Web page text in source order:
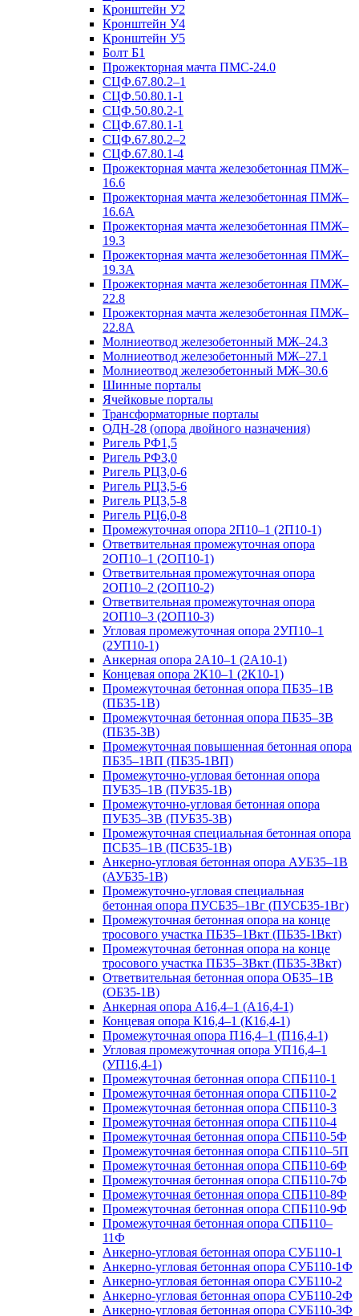
Кронштейн У2
Кронштейн У4
Кронштейн У5
Болт Б1
Прожекторная мачта ПМС-24.0
СЦФ.67.80.2–1
СЦФ.50.80.1-1
СЦФ.50.80.2-1
СЦФ.67.80.1-1
СЦФ.67.80.2–2
СЦФ.67.80.1-4
Прожекторная мачта железобетонная ПМЖ–
16.6
Прожекторная мачта железобетонная ПМЖ–
16.6А
Прожекторная мачта железобетонная ПМЖ–
19.3
Прожекторная мачта железобетонная ПМЖ–
19.3А
Прожекторная мачта железобетонная ПМЖ–
22.8
Прожекторная мачта железобетонная ПМЖ–
22.8А
Молниеотвод железобетонный МЖ–24.3
Молниеотвод железобетонный МЖ–27.1
Молниеотвод железобетонный МЖ–30.6
Шинные порталы
Ячейковые порталы
Трансформаторные порталы
ОДН-28 (опора двойного назначения)
Ригель РФ1,5
Ригель РФ3,0
Ригель РЦ3,0-6
Ригель РЦ3,5-6
Ригель РЦ3,5-8
Ригель РЦ6,0-8
Промежуточная опора 2П10–1 (2П10-1)
Ответвительная промежуточная опора
2ОП10–1 (2ОП10-1)
Ответвительная промежуточная опора
2ОП10–2 (2ОП10-2)
Ответвительная промежуточная опора
2ОП10–3 (2ОП10-3)
Угловая промежуточная опора 2УП10–1
(2УП10-1)
Анкерная опора 2А10–1 (2А10-1)
Концевая опора 2К10–1 (2К10-1)
Промежуточная бетонная опора ПБ35–1В
(ПБ35-1В)
Промежуточная бетонная опора ПБ35–3В
(ПБ35-3В)
Промежуточная повышенная бетонная опора
ПБ35–1ВП (ПБ35-1ВП)
Промежуточно-угловая бетонная опора
ПУБ35–1В (ПУБ35-1В)
Промежуточно-угловая бетонная опора
ПУБ35–3В (ПУБ35-3В)
Промежуточная специальная бетонная опора
ПСБ35–1В (ПСБ35-1В)
Анкерно-угловая бетонная опора АУБ35–1В
(АУБ35-1В)
Промежуточно-угловая специальная
бетонная опора ПУСБ35–1Вг (ПУСБ35-1Вг)
Промежуточная бетонная опора на конце
тросового участка ПБ35–1Вкт (ПБ35-1Вкт)
Промежуточная бетонная опора на конце
тросового участка ПБ35–3Вкт (ПБ35-3Вкт)
Ответвительная бетонная опора ОБ35–1В
(ОБ35-1В)
Анкерная опора А16,4–1 (А16,4-1)
Концевая опора К16,4–1 (К16,4-1)
Промежуточная опора П16,4–1 (П16,4-1)
Угловая промежуточная опора УП16,4–1
(УП16,4-1)
Промежуточная бетонная опора СПБ110-1
Промежуточная бетонная опора СПБ110-2
Промежуточная бетонная опора СПБ110-3
Промежуточная бетонная опора СПБ110-4
Промежуточная бетонная опора СПБ110-5Ф
Промежуточная бетонная опора СПБ110–5П
Промежуточная бетонная опора СПБ110-6Ф
Промежуточная бетонная опора СПБ110-7Ф
Промежуточная бетонная опора СПБ110-8Ф
Промежуточная бетонная опора СПБ110-9Ф
Промежуточная бетонная опора СПБ110–
11Ф
Анкерно-угловая бетонная опора СУБ110-1
Анкерно-угловая бетонная опора СУБ110-1Ф
Анкерно-угловая бетонная опора СУБ110-2
Анкерно-угловая бетонная опора СУБ110-2Ф
Анкерно-угловая бетонная опора СУБ110-3Ф